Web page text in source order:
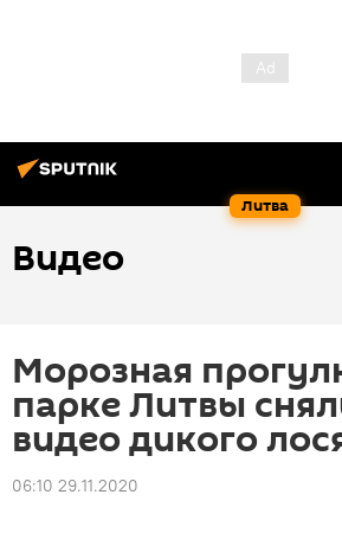
Литва
Видео
Морозная
парке Литвы
видео дикого
06:10 29.11.2020